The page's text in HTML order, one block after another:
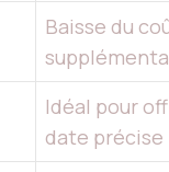
Baisse du
Idéal pour
date précise